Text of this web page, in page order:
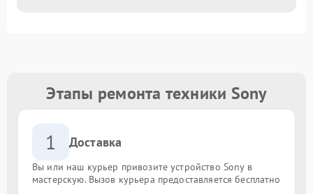
Этапы ремонта техники Sony
1 Доставка
Вы или наш курьер привозите устройство Sony в
мастерскую. Вызов курьера предоставляется бесплатно